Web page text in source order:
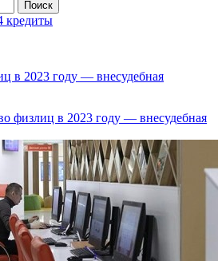
кредиты
в 2023 году — внесудебная
физлиц в 2023 году — внесудебная